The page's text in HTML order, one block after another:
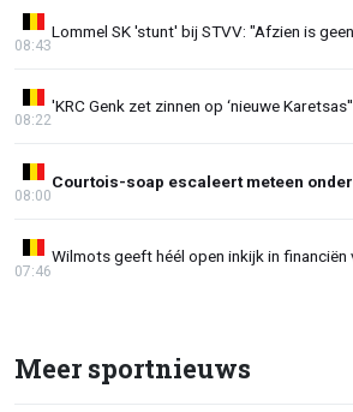
Lommel SK 'stunt' bij STVV: "Afzien is
08:43
'KRC Genk zet zinnen op ‘nieuwe Karetsas''
08:22
Courtois-soap escaleert meteen
08:00
Wilmots geeft héél open inkijk in financiën
07:46
Meer sportnieuws